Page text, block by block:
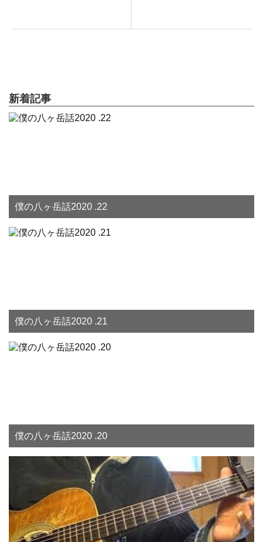
新着記事
僕の八ヶ岳話2020 .22
僕の八ヶ岳話2020 .21
僕の八ヶ岳話2020 .20